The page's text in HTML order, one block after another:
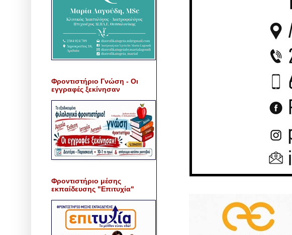
Φροντιστήριο Γνώση - Οι
εγγραφές ξεκίνησαν
Φροντιστήριο μέσης
εκπαίδευσης "Επιτυχία"